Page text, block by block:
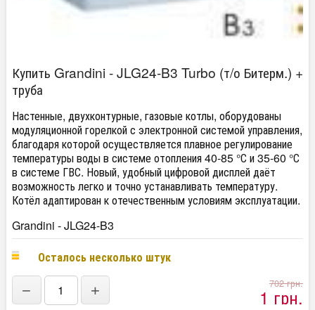
Купить Grandini - JLG24-B3 Turbo (т/о Битерм.) +
труба
Настенные, двухконтурные, газовые котлы, оборудованы
модуляционной горелкой с электронной системой управления,
благодаря которой осуществляется плавное регулирование
температуры воды в системе отопления 40-85 °С и 35-60 °С
в системе ГВС. Новый, удобный цифровой дисплей даёт
возможность легко и точно устанавливать температуру.
Котёл адаптирован к отечественным условиям эксплуатации.
Grandini - JLG24-B3
Осталось несколько штук
− + 702 грн.
1 грн.